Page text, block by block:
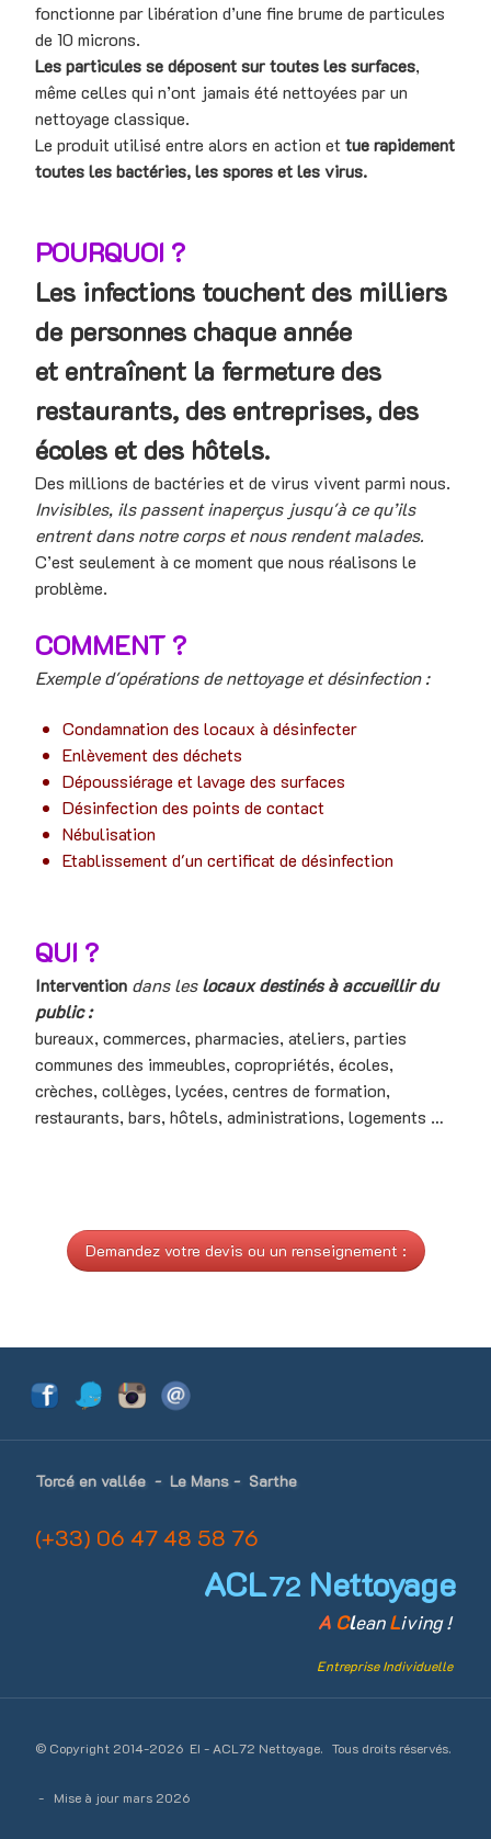
fonctionne par libération d’une fine brume de particules
de 10 microns.
Les particules se déposent sur toutes les surfaces,
même celles qui n’ont jamais été nettoyées par un
nettoyage classique.
Le produit utilisé entre alors en action ettue rapidement
toutes les bactéries, les spores et les virus.
POURQUOI ?
Les infections touchent des milliers
de personnes chaque année
et entraînent la fermeture des
restaurants, des entreprises, des
écoles et des hôtels.
Des millions de bactéries et de virus vivent parmi nous.
Invisibles, ils passent inaperçus jusqu'à ce qu’ils
entrent dans notre corps et nous rendent malades.
C’est seulement à ce moment que nous réalisons le
problème.
COMMENT ?
Exemple d'opérations de nettoyage et désinfection :
Condamnation des locaux à désinfecter
Enlèvement des déchets
Dépoussiérage et lavage des surfaces
Désinfection des points de contact
Nébulisation
Etablissement d'un certificat de désinfection
QUI ?
Intervention dans leslocaux destinés à accueillir du
public :
bureaux, commerces, pharmacies, ateliers, parties
communes des immeubles, copropriétés, écoles,
crèches, collèges, lycées, centres de formation,
restaurants, bars, hôtels, administrations, logements …
Demandez votre devis ou un renseignement :
Torcé en vallée - Le Mans - Sarthe
(+33) 06 47 48 58 76
ACL72 Nettoyage
A CleanLiving !
Entreprise Individuelle
© Copyright 2014-2026 EI - ACL72 Nettoyage. Tous droits réservés.
- Mise à jour mars 2026